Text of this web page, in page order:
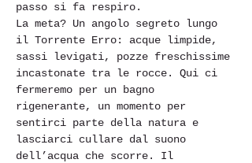
passo si fa respiro.
La meta? Un angolo segreto lungo
il Torrente Erro: acque limpide,
sassi levigati, pozze freschissime
incastonate tra le rocce. Qui ci
fermeremo per un bagno
rigenerante, un momento per
sentirci parte della natura e
lasciarci cullare dal suono
dell’acqua che scorre. Il